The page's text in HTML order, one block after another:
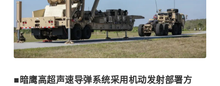
■暗鹰高超声速导弹系统采用机动发射部署方